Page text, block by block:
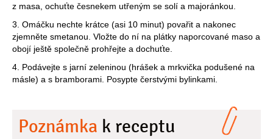
z masa, ochuťte česnekem utřeným se solí a majoránkou.
3. Omáčku nechte krátce (asi 10 minut) povařit a nakonec
zjemněte smetanou. Vložte do ní na plátky naporcované maso a
obojí ještě společně prohřejte a dochuťte.
4. Podávejte s jarní zeleninou (hrášek a mrkvička podušené na
másle) a s bramborami. Posypte čerstvými bylinkami.
Poznámka k receptu